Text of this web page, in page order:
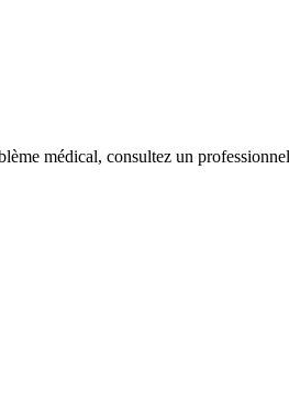
médical, consultez un